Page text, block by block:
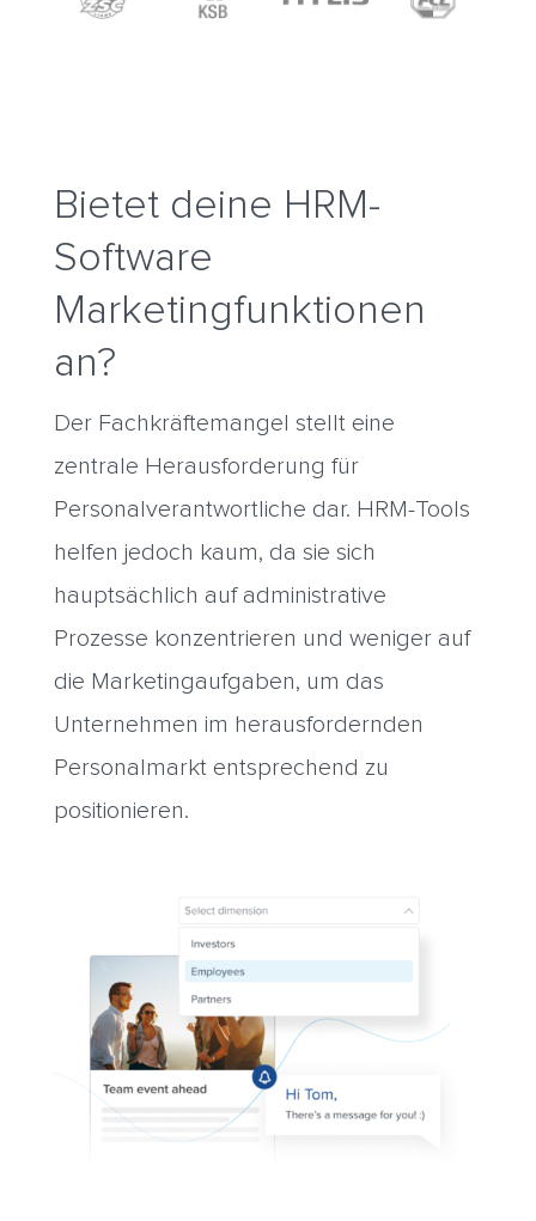
Bietet deine HRM-
Software
Marketingfunktionen
an?
Der Fachkräftemangel stellt eine
zentrale Herausforderung für
Personalverantwortliche dar. HRM-Tools
helfen jedoch kaum, da sie sich
hauptsächlich auf administrative
Prozesse konzentrieren und weniger auf
die Marketingaufgaben, um das
Unternehmen im herausfordernden
Personalmarkt entsprechend zu
positionieren.